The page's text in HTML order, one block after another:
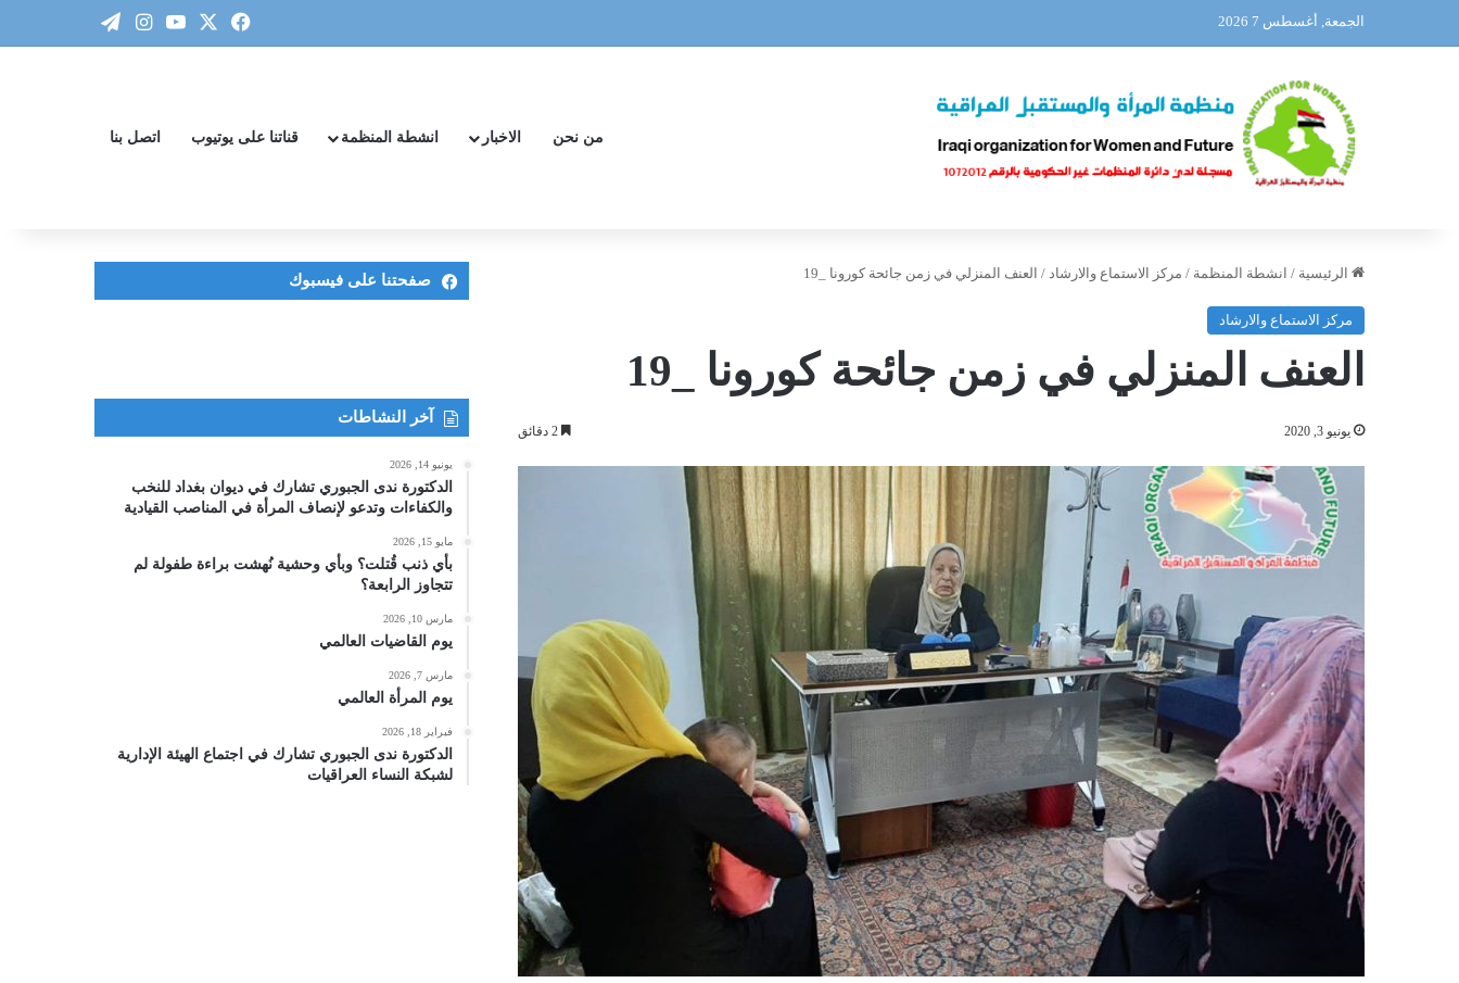
الجمعة, أغسطس 7 2026 فيسبوك‫YouTube
انستقرام
تيلقرام
من نحن الاخبار انشطة المنظمة قناتنا على يوتيوب اتصل بنا
الرئيسية / انشطة المنظمة / مركز الاستماع والارشاد / العنف المنزلي في زمن جائحة كورونا _19
مركز الاستماع والارشاد
العنف المنزلي في زمن جائحة كورونا _19
يونيو 3, 2020
صفحتنا على فيسبوك
آخر النشاطات
يونيو 14, 2026
الدكتورة ندى الجبوري تشارك في ديوان بغداد للنخب
والكفاءات وتدعو لإنصاف المرأة في المناصب القيادية
مايو 15, 2026
بأي ذنب قُتلت؟ وبأي وحشية نُهشت براءة طفولة لم
تتجاوز الرابعة؟
مارس 10, 2026
يوم القاضيات العالمي
مارس 7, 2026
يوم المرأة العالمي
فبراير 18, 2026
الدكتورة ندى الجبوري تشارك في اجتماع الهيئة الإدارية
لشبكة النساء العراقيات